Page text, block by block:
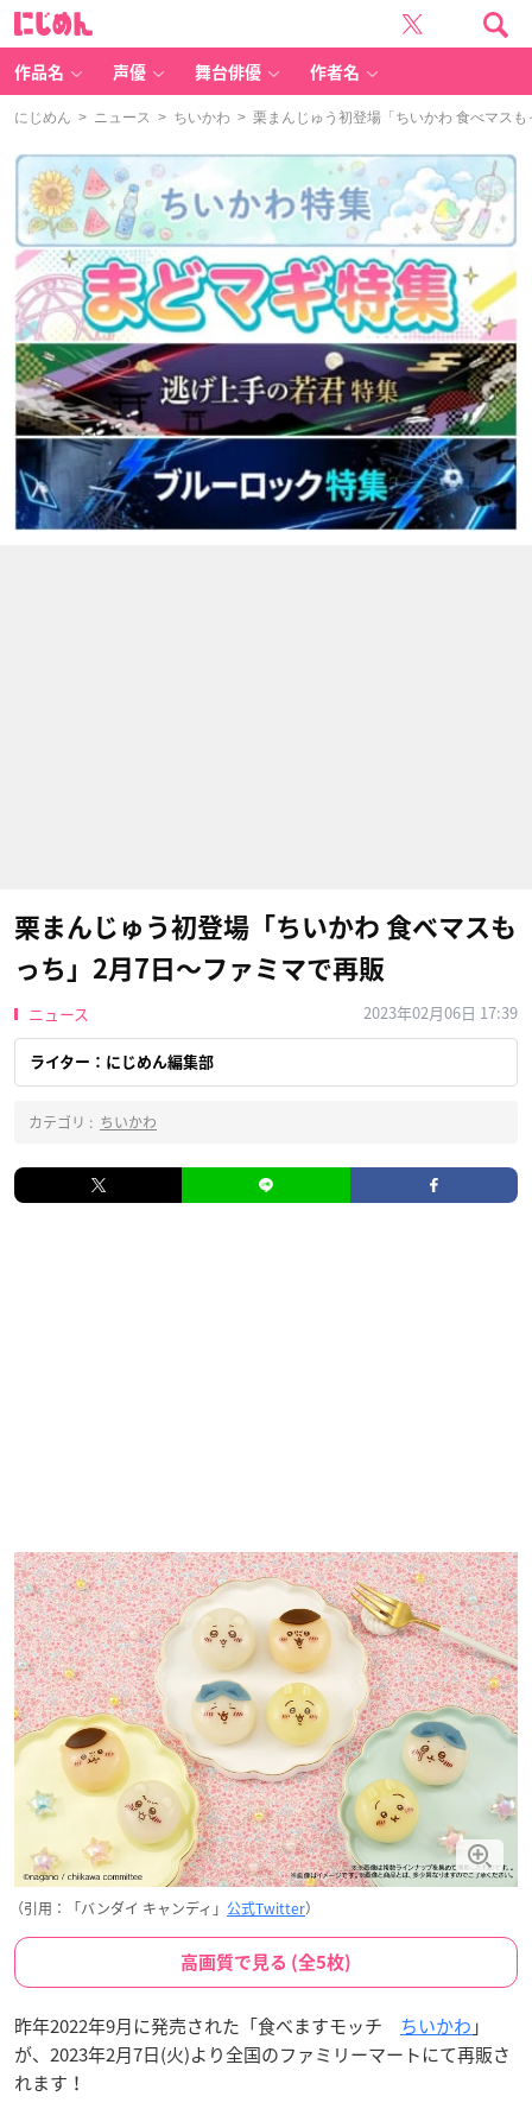
作品名 声優 舞台俳優 作者名
にじめん > ニュース > ちいかわ > 栗まんじゅう初登場「ちいかわ 食べマス
栗まんじゅう初登場「ちいかわ 食べマスも
っち」2月7日〜ファミマで再販
ニュース 2023年02月06日 17:39
ライター：にじめん編集部
カテゴリ : ちいかわ
（引用：「バンダイ キャンディ」 公式Twitter）
高画質で見る (全5枚)
昨年2022年9月に発売された「食べますモッチ ちいかわ 」
が、2023年2月7日(火)より全国のファミリーマートにて再販さ
れます！